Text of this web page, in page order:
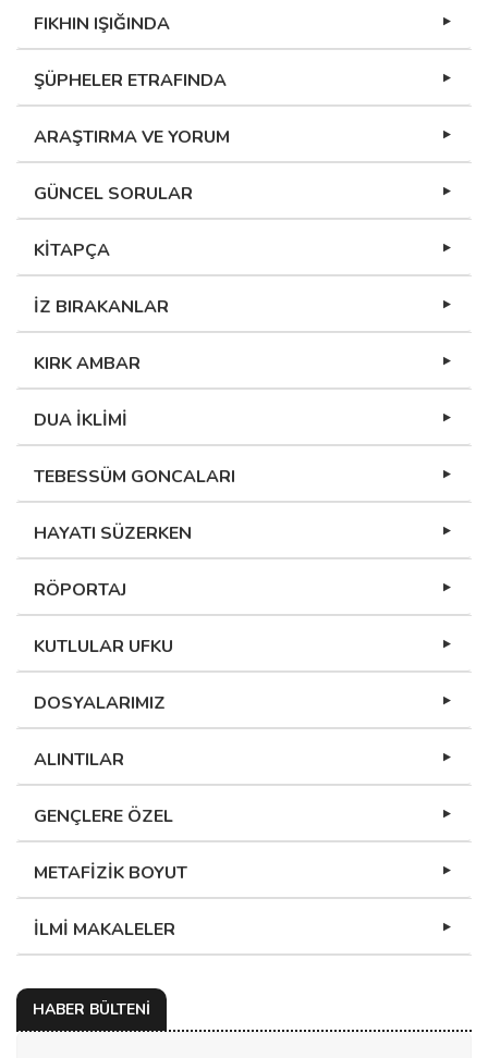
FIKHIN IŞIĞINDA
ŞÜPHELER ETRAFINDA
ARAŞTIRMA VE YORUM
GÜNCEL SORULAR
KİTAPÇA
İZ BIRAKANLAR
KIRK AMBAR
DUA İKLİMİ
TEBESSÜM GONCALARI
HAYATI SÜZERKEN
RÖPORTAJ
KUTLULAR UFKU
DOSYALARIMIZ
ALINTILAR
GENÇLERE ÖZEL
METAFİZİK BOYUT
İLMİ MAKALELER
HABER BÜLTENİ